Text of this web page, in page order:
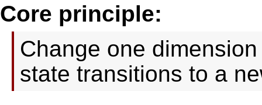
Core principle:
Change one
state transitions to a